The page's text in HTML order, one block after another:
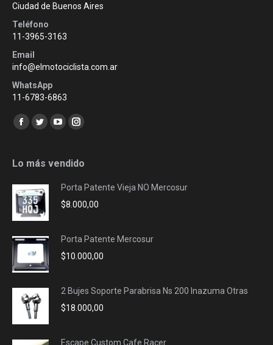
Ciudad de Buenos Aires
Teléfono
11-3965-3163
Email
info@elmotociclista.com.ar
WhatsApp
11-6783-6863
Encuéntranos en:
Facebook
opens
new
window
Twitter
opens
new
window
YouTube
opens
new
window
Instagram
opens
new
window
Lo más vendido
Porta Patente Vieja NO Mercosur
$8.000,00
Porta Patente Mercosur
$10.000,00
2 Bujes Soporte Parabrisa Ns 200 Inazuma Otras
$18.000,00
Escape Custom Cafe Racer